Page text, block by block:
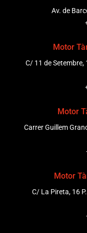
Av. de
Motor
C/ 11 de Setembre,
Motor
Carrer Guillem
Motor
C/ La Pireta, 16